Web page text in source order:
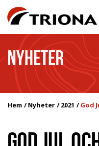
NYHETER
Hem Nyheter 2021 God